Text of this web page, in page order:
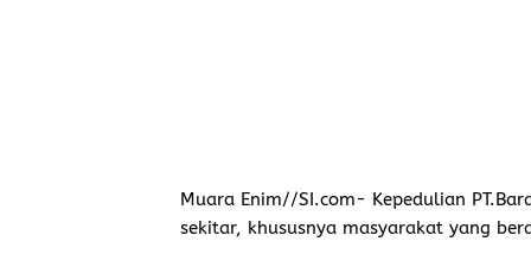
Muara Enim//SI.com- Kepedulian
sekitar, khususnya masyarakat yang